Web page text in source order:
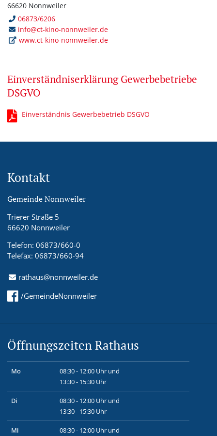
66620 Nonnweiler
06873/6206
info@ct-kino-nonnweiler.de
www.ct-kino-nonnweiler.de
Einverständniserklärung Gewerbebetriebe
DSGVO
Einverständnis Gewerbebetrieb DSGVO
Kontakt
Gemeinde Nonnweiler
Trierer Straße 5
66620 Nonnweiler
Telefon: 06873/660-0
Telefax: 06873/660-94
rathaus@nonnweiler.de
/GemeindeNonnweiler
Öffnungszeiten Rathaus
Mo
08:30 - 12:00 Uhr und
13:30 - 15:30 Uhr
Di
08:30 - 12:00 Uhr und
13:30 - 15:30 Uhr
Mi 08:30 - 12:00 Uhr und